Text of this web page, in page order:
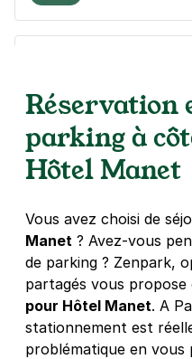
75013
2,50 € /heure, 23 €/jour,
+ Abonnements disponibles
Paris -
23 ter rue
4,4
Réservation
parking à
Hôtel Manet
Vous avez choisi de
Manet ? Avez-vous
de parking ? Zenpark,
partagés vous propose
pour Hôtel Manet. A
stationnement est
problématique en